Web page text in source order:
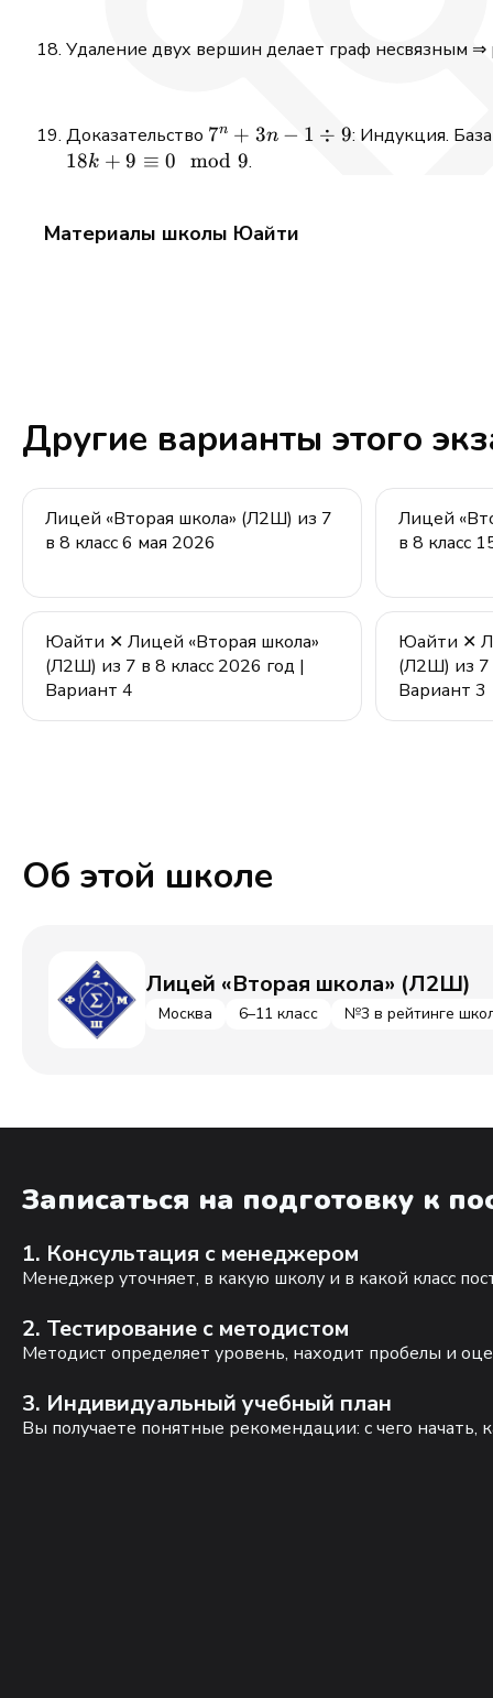
Удаление двух вершин делает граф несвязным ⇒
Доказательство 7^n
+3n
9
7n + 3n − 1 ÷ 9: Индукция.
18k + 9 ≡ 0 mod 9.
Материалы школы Юайти
Другие варианты этого
Лицей «Вторая школа» (Л2Ш) из 7
в 8 класс 6 мая 2026
Лицей
в 8 класс
Юайти ✕ Лицей «Вторая школа»
(Л2Ш) из 7 в 8 класс 2026 год |
Вариант 4
Юайти ✕
(Л2Ш) из 7
Вариант 3
Об этой школе
Лицей «Вторая школа» (Л2Ш)
Москва 6–11 класс №3 в рейтинге
Записаться на подготовку к
1. Консультация с менеджером
Менеджер уточняет, в какую школу и в какой класс
2. Тестирование с методистом
Методист определяет уровень, находит пробелы и
3. Индивидуальный учебный план
Вы получаете понятные рекомендации: с чего начать,